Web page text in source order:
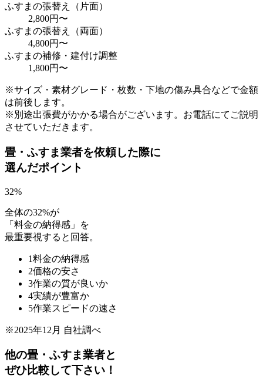
ふすまの張替え（片面）
2,800円〜
ふすまの張替え（両面）
4,800円〜
ふすまの補修・建付け調整
1,800円〜
※サイズ・素材グレード・枚数・下地の傷み具合などで金額
は前後します。
※別途出張費がかかる場合がございます。お電話にてご説明
させていただきます。
畳・ふすま業者を依頼した際に
選んだポイント
32%
全体の32%が
「料金の納得感」を
最重要視すると回答。
1料金の納得感
2価格の安さ
3作業の質が良いか
4実績が豊富か
5作業スピードの速さ
※2025年12月 自社調べ
他の畳・ふすま業者と
ぜひ比較して下さい！